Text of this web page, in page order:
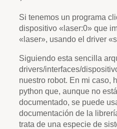
Si tenemos un programa
dispositivo «laser:0» que
«laser», usando el driver
Siguiendo esta sencilla
drivers/interfaces/
nuestro robot. En mi caso,
python que, aunque no
documentado, se puede
documentación de la
trata de una especie de